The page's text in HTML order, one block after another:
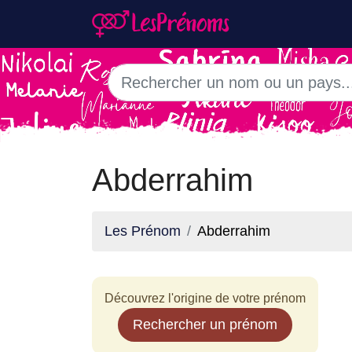
Abderrahim
Les Prénom Abderrahim
Découvrez l'origine de votre prénom
Rechercher un prénom